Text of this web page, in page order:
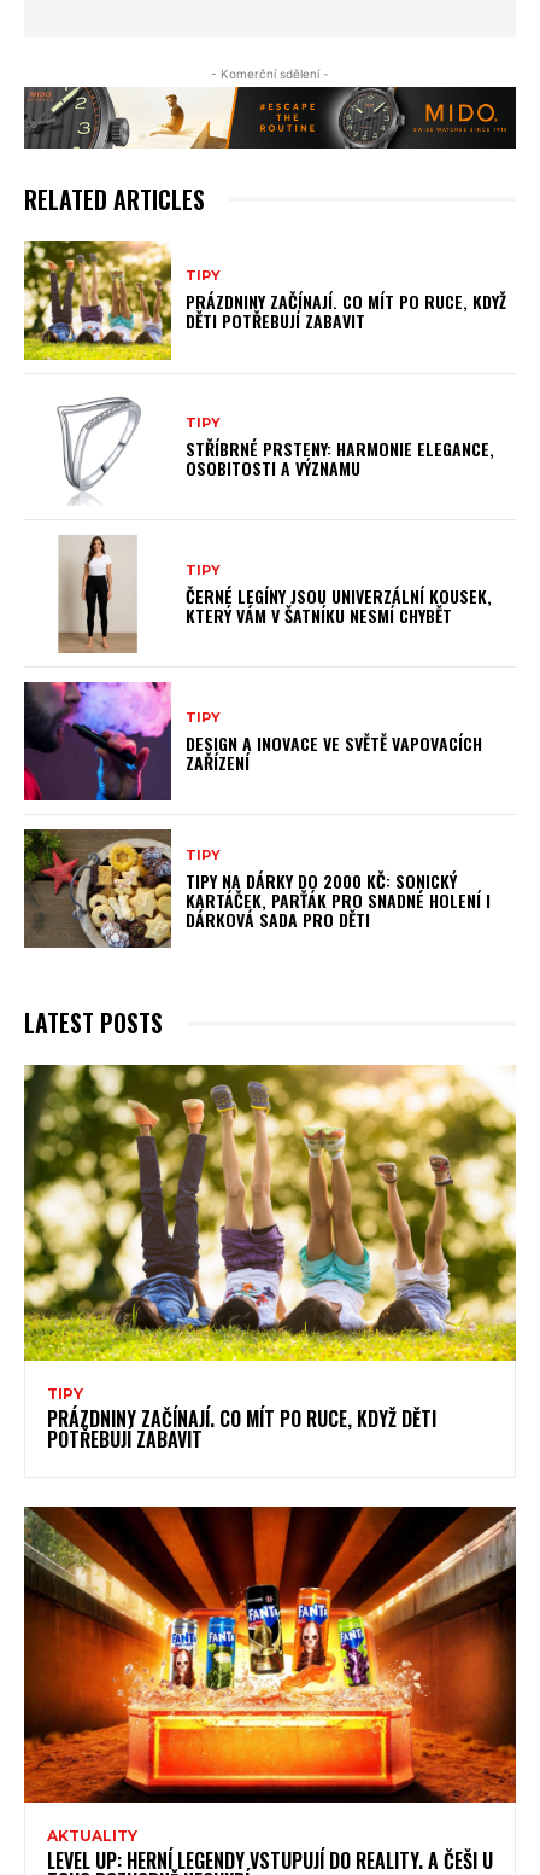
- Komerční sdělení -
RELATED ARTICLES
TIPY
PRÁZDNINY ZAČÍNAJÍ. CO MÍT PO RUCE, KDYŽ
DĚTI POTŘEBUJÍ ZABAVIT
TIPY
STŘÍBRNÉ PRSTENY: HARMONIE ELEGANCE,
OSOBITOSTI A VÝZNAMU
TIPY
ČERNÉ LEGÍNY JSOU UNIVERZÁLNÍ KOUSEK,
KTERÝ VÁM V ŠATNÍKU NESMÍ CHYBĚT
TIPY
DESIGN A INOVACE VE SVĚTĚ VAPOVACÍCH
ZAŘÍZENÍ
TIPY
TIPY NA DÁRKY DO 2000 KČ: SONICKÝ
KARTÁČEK, PARŤÁK PRO SNADNÉ HOLENÍ I
DÁRKOVÁ SADA PRO DĚTI
LATEST POSTS
TIPY
PRÁZDNINY ZAČÍNAJÍ. CO MÍT PO RUCE, KDYŽ DĚTI
POTŘEBUJÍ ZABAVIT
AKTUALITY
LEVEL UP: HERNÍ LEGENDY VSTUPUJÍ DO REALITY. A ČEŠI U